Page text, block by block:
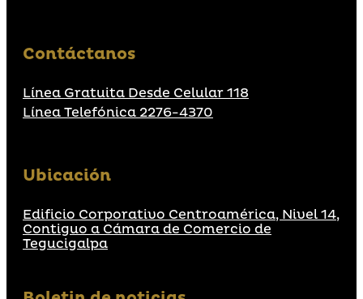
Contáctanos
Línea Gratuita Desde Celular 118
Línea Telefónica 2276-4370
Ubicación
Edificio Corporativo Centroamérica, Nivel 14,
Contiguo a Cámara de Comercio de
Tegucigalpa